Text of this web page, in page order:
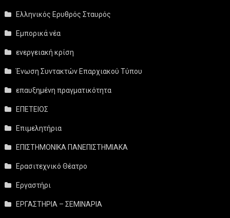
Ελληνικός Ερυθρός Σταυρός
Εμπορικά νέα
ενεργειακή κρίση
Ένωση Συντακτών Επαρχιακού Τύπου
επαυξημένη πραγματικότητα
ΕΠΕΤΕΙΟΣ
Επιμελητήρια
ΕΠΙΣΤΗΜΟΝΙΚΑ ΠΑΝΕΠΙΣΤΗΜΙΑΚΑ
Ερασιτεχνικό Θέατρο
Εργαστήρι
ΕΡΓΑΣΤΗΡΙΑ – ΣΕΜΙΝΑΡΙΑ